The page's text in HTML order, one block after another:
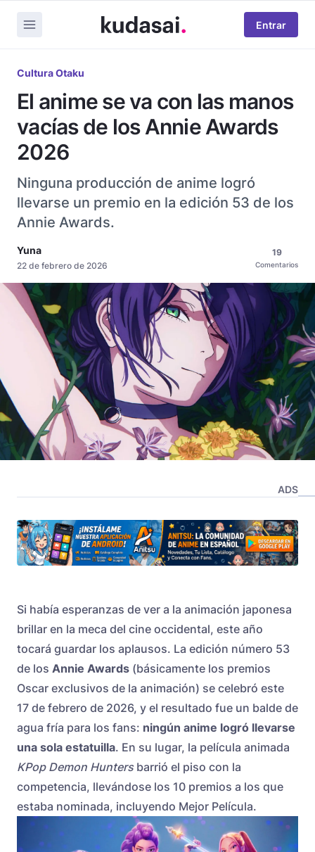
Entrar
Cultura Otaku
El anime se va con las manos
vacías de los Annie Awards
2026
Ninguna producción de anime logró
llevarse un premio en la edición 53 de los
Annie Awards.
Yuna
22 de febrero de 2026
19
Comentarios
ADS
Si había esperanzas de ver a la animación japonesa
brillar en la meca del cine occidental, este año
tocará guardar los aplausos. La edición número 53
de los Annie Awards (básicamente los premios
Oscar exclusivos de la animación) se celebró este
17 de febrero de 2026, y el resultado fue un balde de
agua fría para los fans: ningún anime logró llevarse
una sola estatuilla. En su lugar, la película animada
KPop Demon Huntersbarrió el piso con la
competencia, llevándose los 10 premios a los que
estaba nominada, incluyendo Mejor Película.